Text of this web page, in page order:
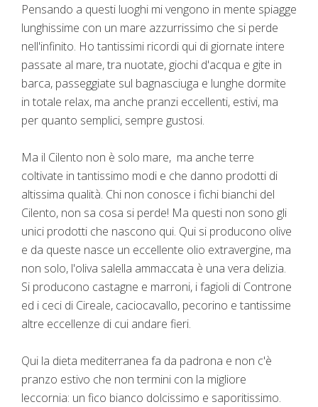
Pensando a questi luoghi mi vengono in mente spiagge
lunghissime con un mare azzurrissimo che si perde
nell'infinito. Ho tantissimi ricordi qui di giornate intere
passate al mare, tra nuotate, giochi d'acqua e gite in
barca, passeggiate sul bagnasciuga e lunghe dormite
in totale relax, ma anche pranzi eccellenti, estivi, ma
per quanto semplici, sempre gustosi.
Ma il Cilento non è solo mare, ma anche terre
coltivate in tantissimo modi e che danno prodotti di
altissima qualità. Chi non conosce i fichi bianchi del
Cilento, non sa cosa si perde! Ma questi non sono gli
unici prodotti che nascono qui. Qui si producono olive
e da queste nasce un eccellente olio extravergine, ma
non solo, l'oliva salella ammaccata è una vera delizia.
Si producono castagne e marroni, i fagioli di Controne
ed i ceci di Cireale, caciocavallo, pecorino e tantissime
altre eccellenze di cui andare fieri.
Qui la dieta mediterranea fa da padrona e non c'è
pranzo estivo che non termini con la migliore
leccornia: un fico bianco dolcissimo e saporitissimo.